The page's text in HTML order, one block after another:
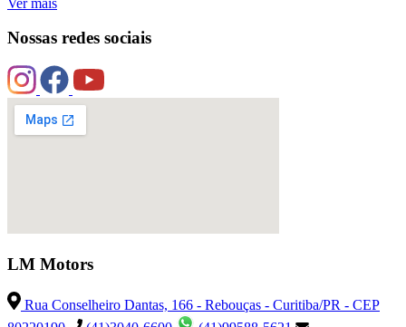
Nossas redes sociais
LM Motors
Rua Conselheiro Dantas, 166 - Rebouças - Curitiba/PR - CEP